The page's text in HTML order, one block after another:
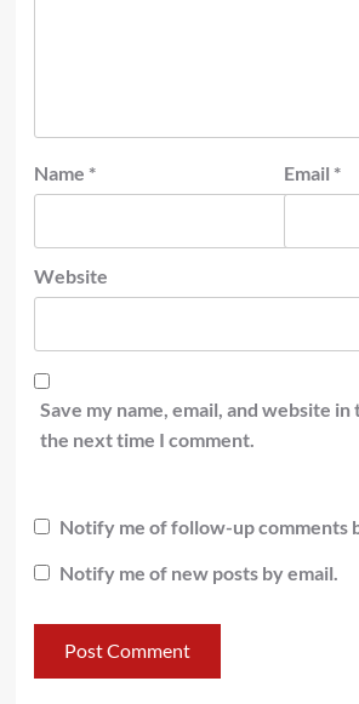
Name * Email *
Website
Save my name, email, and website
the next time I comment.
Notify me of follow-up comments
Notify me of new posts by email.